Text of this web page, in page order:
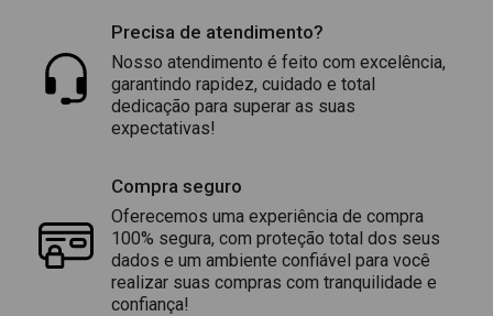
Precisa de atendimento?
Nosso atendimento é feito com excelência,
garantindo rapidez, cuidado e total
dedicação para superar as suas
expectativas!
Compra seguro
Oferecemos uma experiência de compra
100% segura, com proteção total dos seus
dados e um ambiente confiável para você
realizar suas compras com tranquilidade e
confiança!